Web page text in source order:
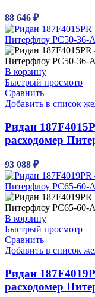
88 646 ₽
В корзину
Быстрый просмотр
Сравнить
Добавить в список
Ридан
расходомер
93 088 ₽
В корзину
Быстрый просмотр
Сравнить
Добавить в список
Ридан
расходомер